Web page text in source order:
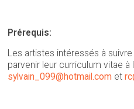
Prérequis:
Les artistes intéressés à
parvenir leur curriculum vitae à
sylvain_099@hotmail.com et